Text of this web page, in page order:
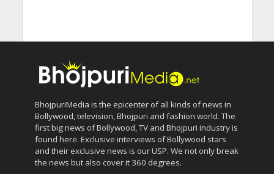
BhojpuriMedia is the epicenter of all kinds of news in
Bollywood, television, Bhojpuri and fashion world. The
first big news of Bollywood, TV and Bhojpuri industry is
found here. Exclusive interviews of Bollywood stars
and their exclusive news is our USP. We not only break
the news but also cover it 360 degrees.